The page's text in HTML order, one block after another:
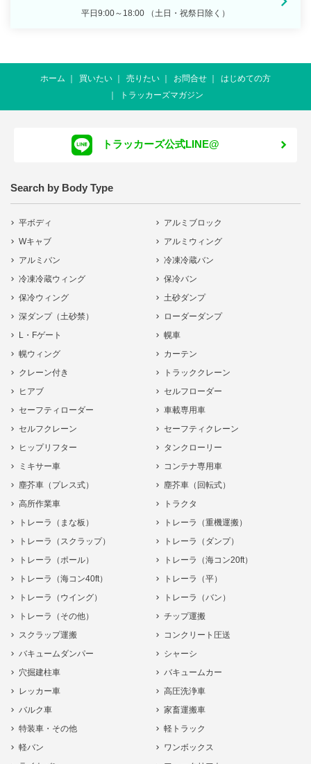
平日9:00～18:00 （土日・祝祭日除く）
ホーム 買いたい 売りたい お問合せ
はじめての方
トラッカーズマガジン
トラッカーズ公式LINE@
Search by Body Type
平ボディ
アルミブロック
Wキャブ
アルミウィング
アルミバン
冷凍冷蔵バン
冷凍冷蔵ウィング
保冷バン
保冷ウィング
土砂ダンプ
深ダンプ（土砂禁）
ローダーダンプ
L・Fゲート
幌車
幌ウィング
カーテン
クレーン付き
トラッククレーン
ヒアブ
セルフローダー
セーフティローダー
車載専用車
セルフクレーン
セーフティクレーン
ヒップリフター
タンクローリー
ミキサー車
コンテナ専用車
塵芥車（プレス式）
塵芥車（回転式）
高所作業車
トラクタ
トレーラ（まな板）
トレーラ（重機運搬）
トレーラ（スクラップ）
トレーラ（ダンプ）
トレーラ（ポール）
トレーラ（海コン20ft）
トレーラ（海コン40ft）
トレーラ（平）
トレーラ（ウイング）
トレーラ（バン）
トレーラ（その他）
チップ運搬
スクラップ運搬
コンクリート圧送
バキュームダンパー
シャーシ
穴掘建柱車
バキュームカー
レッカー車
高圧洗浄車
バルク車
家畜運搬車
特装車・その他
軽トラック
軽バン
ワンボックス